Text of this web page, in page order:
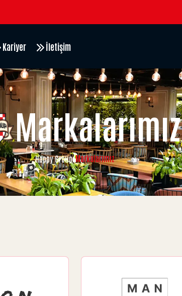
Kariyer İletişim
Markalarımız
Happy Group/Markalarımız